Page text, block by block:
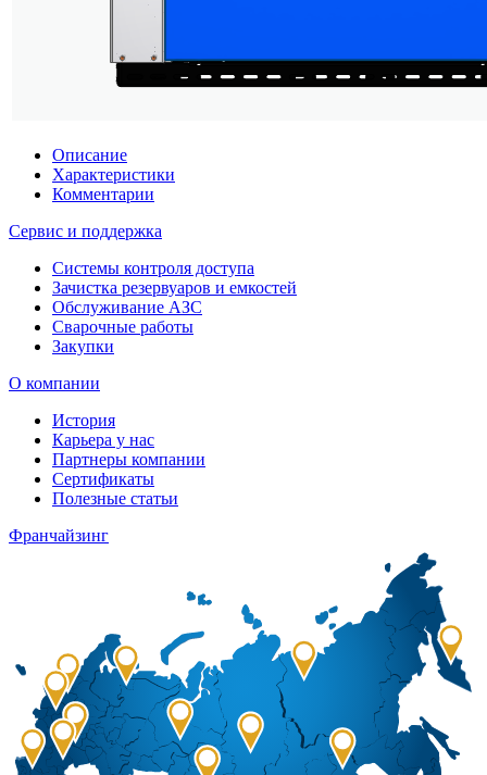
Описание
Характеристики
Комментарии
Сервис и поддержка
Системы контроля доступа
Зачистка резервуаров и емкостей
Обслуживание АЗС
Сварочные работы
Закупки
О компании
История
Карьера у нас
Партнеры компании
Сертификаты
Полезные статьи
Франчайзинг